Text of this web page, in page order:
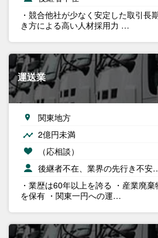
・競合他社が少なく安定した取引長
き方による高い人材採用力 …
運送業
関東地方
2億円未満
（応相談）
後継者不在、業界の先行き不安
・業歴は60年以上を誇る ・産業廃
を保有 ・関東一円への運…